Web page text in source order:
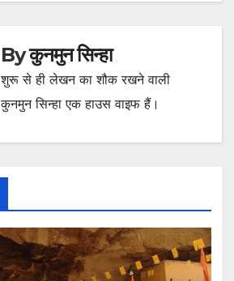
Byकुनमुन सिन्हा
शुरू से ही लेखन का शौक रखने वाली
कुनमुन सिन्हा एक हाउस वाइफ हैं।